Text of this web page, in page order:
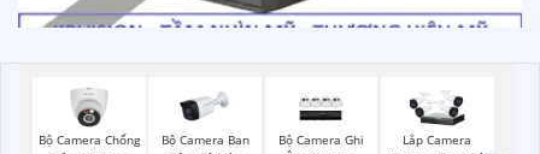
Bộ Camera Chống
Bộ Camera Ban
Bộ Camera Ghi
Lắp Camera